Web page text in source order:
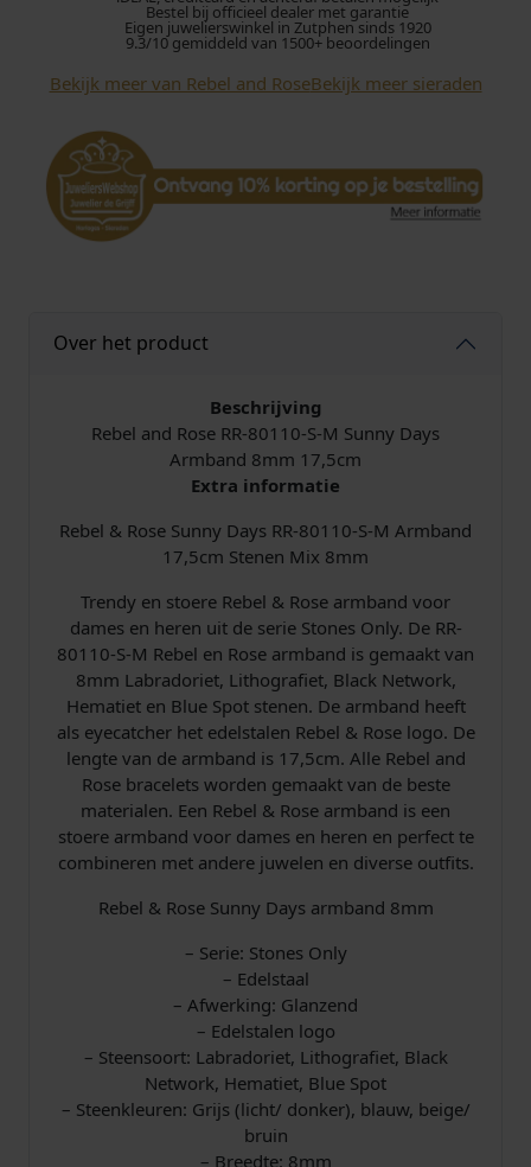
R
o
e
n
n
8
R
R
0
1
0
-
S
-
M
A
r
m
b
a
n
d
5
m
a
a
Bestel bij officieel dealer met garantie
Eigen juwelierswinkel in Zutphen sinds 1920
9.3/10 gemiddeld van 1500+ beoordelingen
Bekijk meer van Rebel and RoseBekijk meer sieraden
Over het product
Beschrijving
Rebel and Rose RR-80110-S-M Sunny Days
Armband 8mm 17,5cm
Extra informatie
Rebel & Rose Sunny Days RR-80110-S-M Armband
17,5cm Stenen Mix 8mm
Trendy en stoere Rebel & Rose armband voor
dames en heren uit de serie Stones Only. De RR-
80110-S-M Rebel en Rose armband is gemaakt van
8mm Labradoriet, Lithografiet, Black Network,
Hematiet en Blue Spot stenen. De armband heeft
als eyecatcher het edelstalen Rebel & Rose logo. De
lengte van de armband is 17,5cm. Alle Rebel and
Rose bracelets worden gemaakt van de beste
materialen. Een Rebel & Rose armband is een
stoere armband voor dames en heren en perfect te
combineren met andere juwelen en diverse outfits.
Rebel & Rose Sunny Days armband 8mm
– Serie: Stones Only
– Edelstaal
– Afwerking: Glanzend
– Edelstalen logo
– Steensoort: Labradoriet, Lithografiet, Black
Network, Hematiet, Blue Spot
– Steenkleuren: Grijs (licht/ donker), blauw, beige/
bruin
– Breedte: 8mm